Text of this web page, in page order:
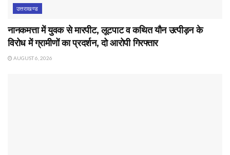
उत्तराखण्ड
नानकमत्ता में युवक से मारपीट, लूटपाट व कथित यौन उत्पीड़न के
विरोध में ग्रामीणों का प्रदर्शन, दो आरोपी गिरफ्तार
AUGUST 6, 2026